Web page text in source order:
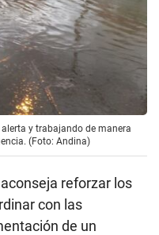
y trabajando de manera
(Foto: Andina)
reforzar los
con las
de un